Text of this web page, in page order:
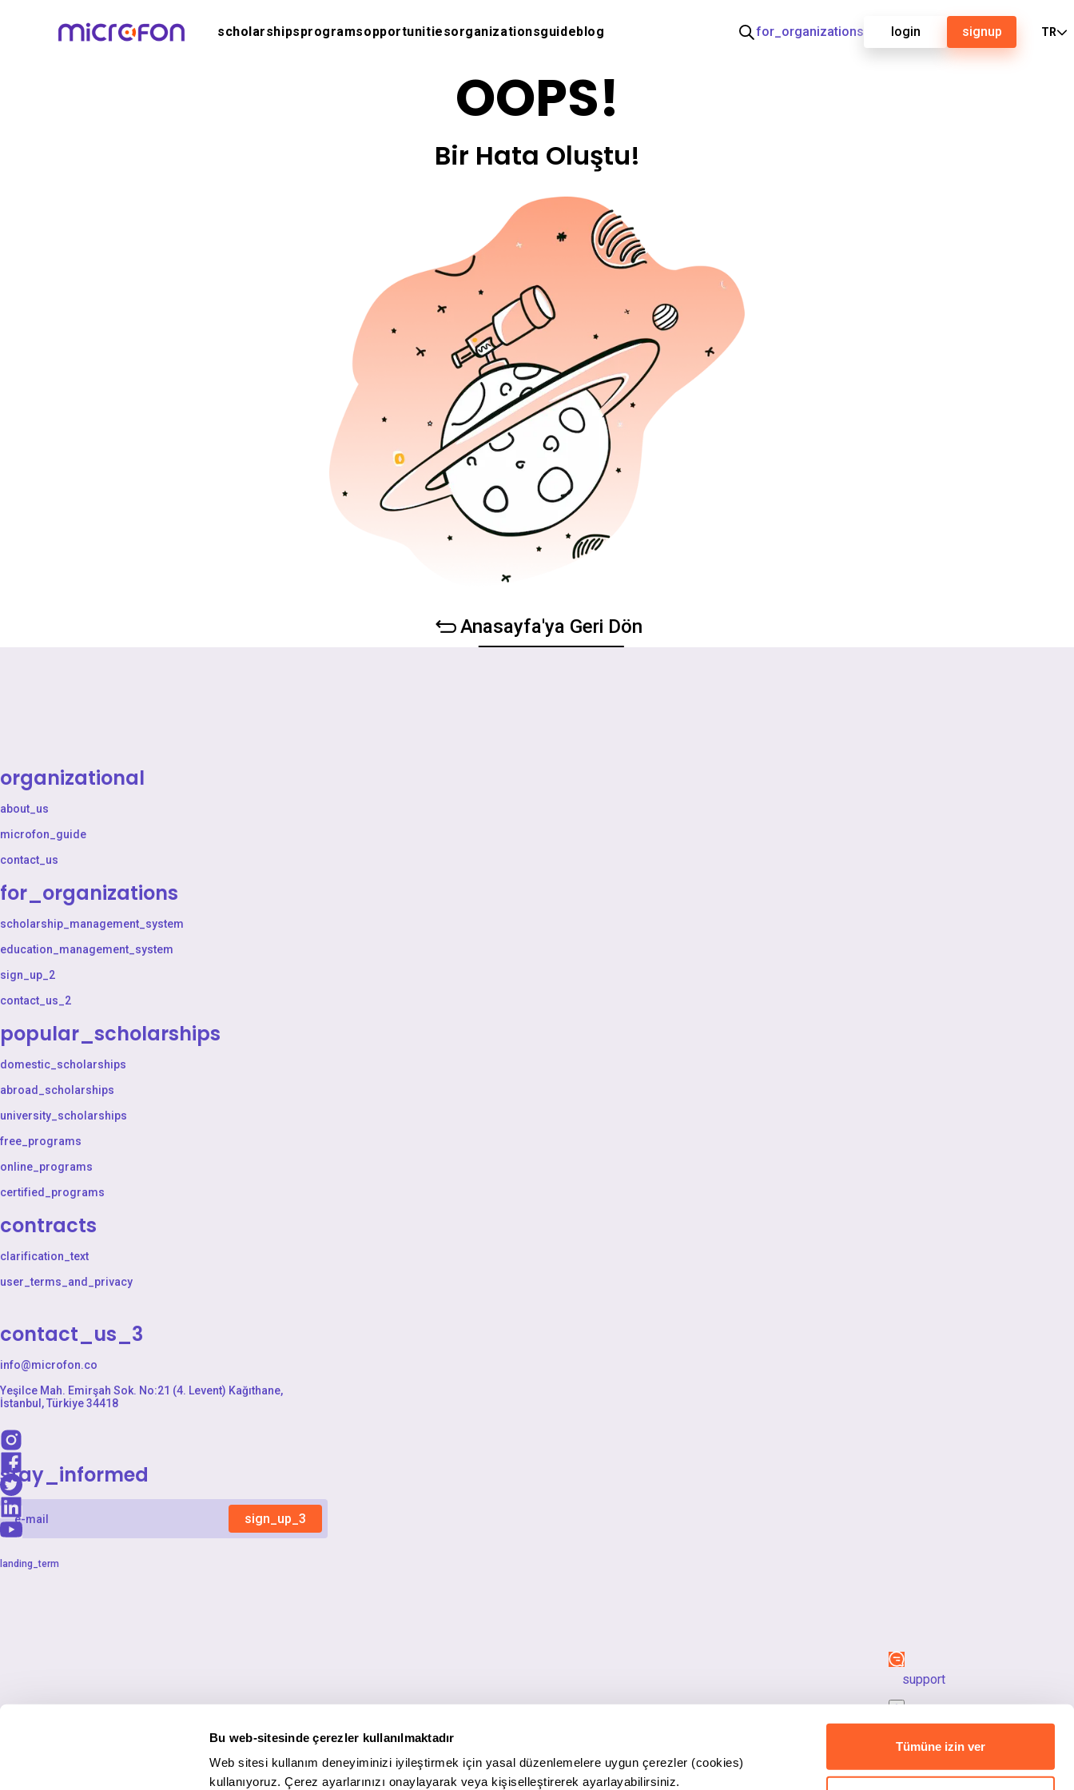
Bu web-sitesinde çerezler kullanılmaktadır
Web sitesi kullanım deneyiminizi iyileştirmek için yasal düzenlemelere uygun çerezler (cookies)
kullanıyoruz. Çerez ayarlarınızı onaylayarak veya kişiselleştirerek ayarlayabilirsiniz.
Tümüne izin ver
scholarshipsprogramsopportunitiesorganizationsguideblog for_organizations login signup TR
OOPS!
Bir Hata Oluştu!
Anasayfa'ya Geri Dön
organizational
about_us
microfon_guide
contact_us
for_organizations
scholarship_management_system
education_management_system
sign_up_2
contact_us_2
popular_scholarships
domestic_scholarships
abroad_scholarships
university_scholarships
free_programs
online_programs
certified_programs
contracts
clarification_text
user_terms_and_privacy
contact_us_3
info@microfon.co
Yeşilce Mah. Emirşah Sok. No:21 (4. Levent) Kağıthane,
İstanbul, Türkiye 34418
stay_informed
sign_up_3
landing_term
support